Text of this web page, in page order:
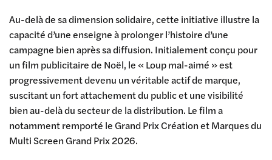
Au-delà de sa dimension solidaire, cette initiative illustre la
capacité d’une enseigne à prolonger l’histoire d’une
campagne bien après sa diffusion. Initialement conçu pour
un film publicitaire de Noël, le « Loup mal-aimé » est
progressivement devenu un véritable actif de marque,
suscitant un fort attachement du public et une visibilité
bien au-delà du secteur de la distribution. Le film a
notamment remporté le Grand Prix Création et Marques du
Multi Screen Grand Prix 2026.